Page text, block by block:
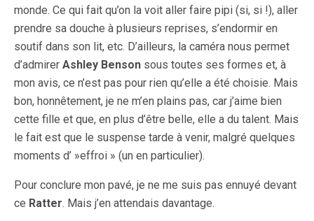
monde. Ce qui fait qu’on la voit aller faire pipi (si, si !), aller
prendre sa douche à plusieurs reprises, s’endormir en
soutif dans son lit, etc. D’ailleurs, la caméra nous permet
d’admirer Ashley Benson sous toutes ses formes et, à
mon avis, ce n’est pas pour rien qu’elle a été choisie. Mais
bon, honnêtement, je ne m’en plains pas, car j’aime bien
cette fille et que, en plus d’être belle, elle a du talent. Mais
le fait est que le suspense tarde à venir, malgré quelques
moments d’ »effroi » (un en particulier).
Pour conclure mon pavé, je ne me suis pas ennuyé devant
ce Ratter. Mais j’en attendais davantage.